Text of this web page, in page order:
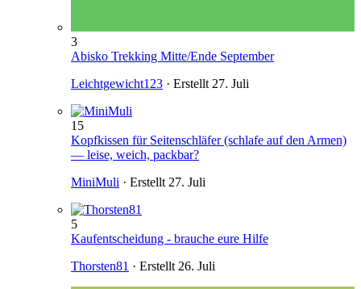
3
Abisko Trekking Mitte/Ende September
Leichtgewicht123 · Erstellt 27. Juli
15
Kopfkissen für Seitenschläfer (schlafe auf den Armen)
— leise, weich, packbar?
MiniMuli · Erstellt 27. Juli
5
Kaufentscheidung - brauche eure Hilfe
Thorsten81 · Erstellt 26. Juli